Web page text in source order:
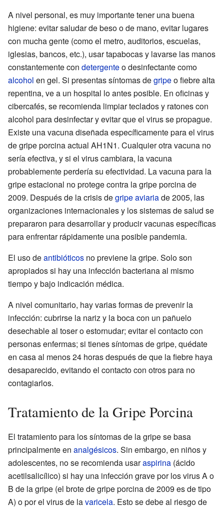
A nivel personal, es muy importante tener una buena
higiene: evitar saludar de beso o de mano, evitar lugares
con mucha gente (como el metro, auditorios, escuelas,
iglesias, bancos, etc.), usar tapabocas y lavarse las manos
constantemente con detergenteo desinfectante como
alcohol en gel. Si presentas síntomas degripeo fiebre alta
repentina, ve a un hospital lo antes posible. En oficinas y
cibercafés, se recomienda limpiar teclados y ratones con
alcohol para desinfectar y evitar que el virus se propague.
Existe una vacuna diseñada específicamente para el virus
de gripe porcina actual AH1N1. Cualquier otra vacuna no
sería efectiva, y si el virus cambiara, la vacuna
probablemente perdería su efectividad. La vacuna para la
gripe estacional no protege contra la gripe porcina de
2009. Después de la crisis degripe aviariade 2005, las
organizaciones internacionales y los sistemas de salud se
prepararon para desarrollar y producir vacunas específicas
para enfrentar rápidamente una posible pandemia.
El uso deantibióticos no previene la gripe. Solo son
apropiados si hay una infección bacteriana al mismo
tiempo y bajo indicación médica.
A nivel comunitario, hay varias formas de prevenir la
infección: cubrirse la nariz y la boca con un pañuelo
desechable al toser o estornudar; evitar el contacto con
personas enfermas; si tienes síntomas de gripe, quédate
en casa al menos 24 horas después de que la fiebre haya
desaparecido, evitando el contacto con otros para no
contagiarlos.
Tratamiento de la Gripe Porcina
El tratamiento para los síntomas de la gripe se basa
principalmente en analgésicos. Sin embargo, en niños y
adolescentes, no se recomienda usaraspirina (ácido
acetilsalicílico) si hay una infección grave por los virus A o
B de la gripe (el brote de gripe porcina de 2009 es de tipo
A) o por el virus de lavaricela. Esto se debe al riesgo de